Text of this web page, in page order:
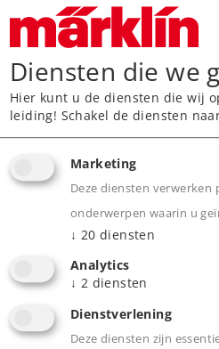
Diensten die we
Hier kunt u de diensten die wij
leiding! Schakel de diensten
Marketing
Deze diensten
onderwerpen waarin u
↓ 20 diensten
Analytics
↓ 2 diensten
Dienstverlening
Deze diensten zijn